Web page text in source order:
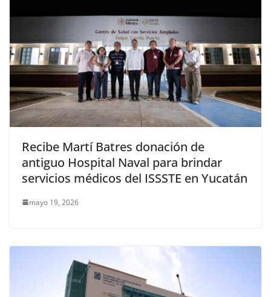
Recibe Martí Batres donación de
antiguo Hospital Naval para brindar
servicios médicos del ISSSTE en Yucatán
mayo 19, 2026